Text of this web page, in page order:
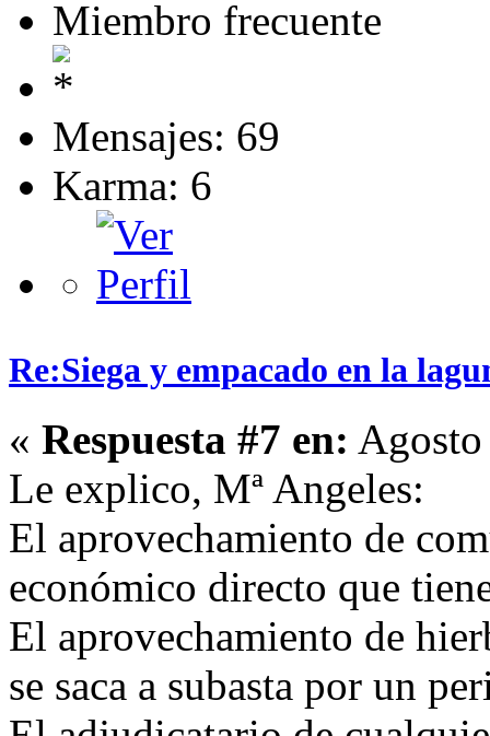
Miembro frecuente
Mensajes: 69
Karma: 6
Re:Siega y empacado en la
« Respuesta #7 en:
Le explico, Mª Angeles:
El aprovechamiento de
económico directo que
El aprovechamiento de
se saca a subasta por un